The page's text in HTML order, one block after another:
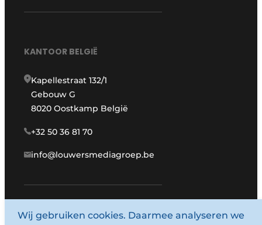
KANTOOR BELGIË
Kapellestraat 132/1
Gebouw G
8020 Oostkamp België
+32 50 36 81 70
info@louwersmediagroep.be
www.louwersmediagroep.com
Wij gebruiken cookies. Daarmee analyseren we